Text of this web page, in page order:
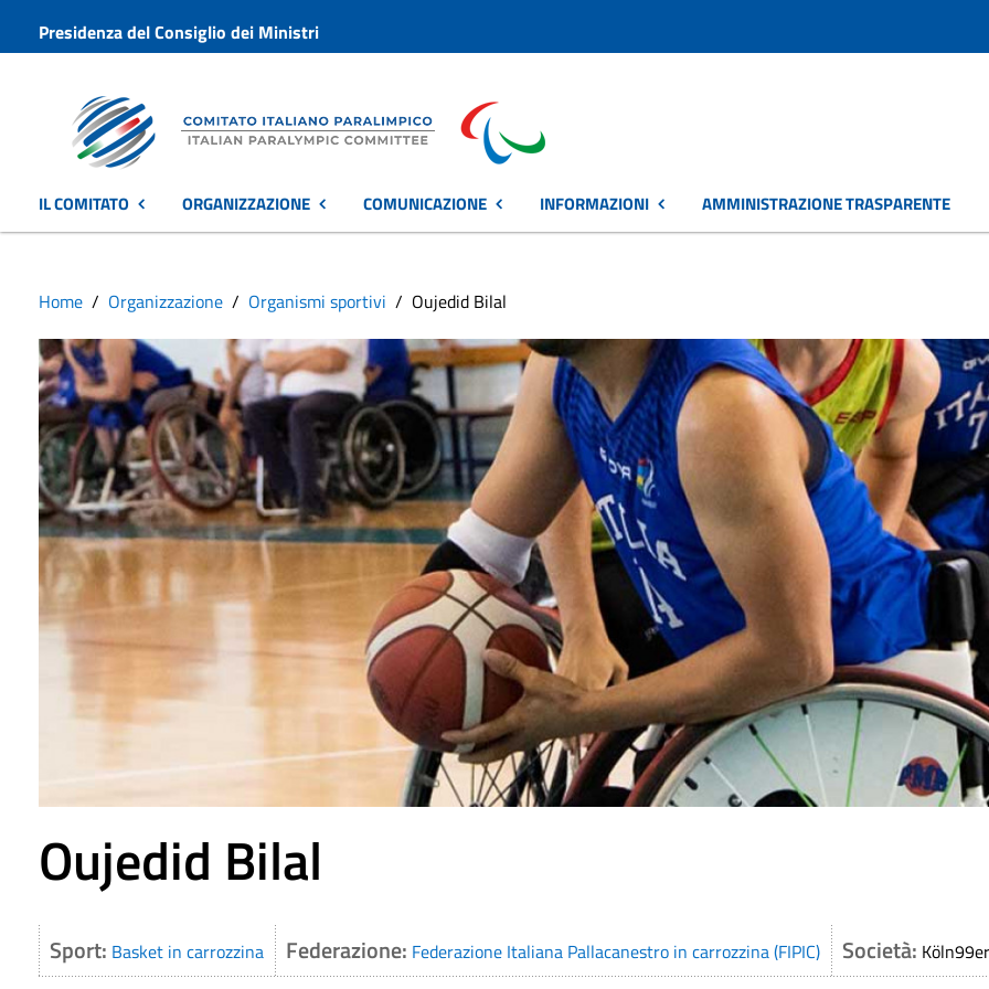
Presidenza del Consiglio dei Ministri
IL COMITATO ORGANIZZAZIONE COMUNICAZIONE INFORMAZIONI AMMINISTRAZIONE TRASPARENTE
Home Organizzazione Organismi sportivi Oujedid Bilal
Oujedid Bilal
Sport: Basket in carrozzina Federazione: Federazione Italiana Pallacanestro in carrozzina (FIPIC) Società: